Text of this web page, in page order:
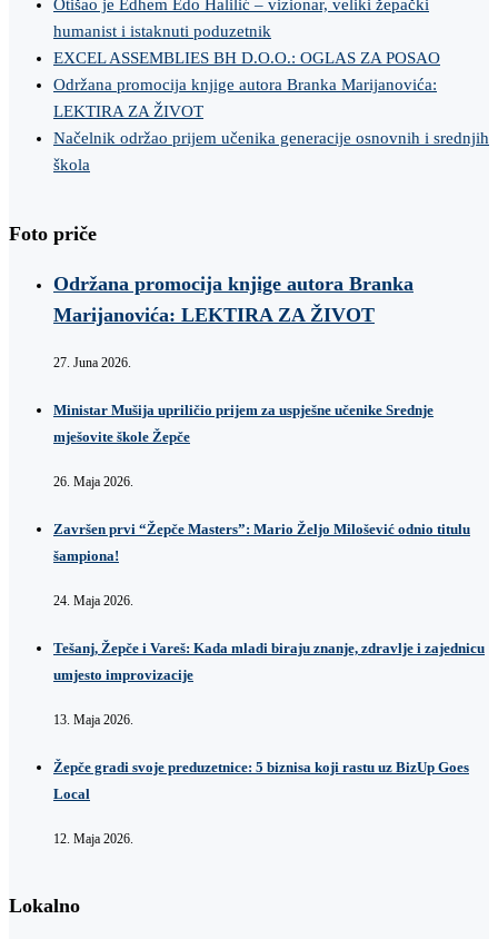
Otišao je Edhem Edo Halilić – vizionar, veliki žepački
humanist i istaknuti poduzetnik
EXCEL ASSEMBLIES BH D.O.O.: OGLAS ZA POSAO
Održana promocija knjige autora Branka Marijanovića:
LEKTIRA ZA ŽIVOT
Načelnik održao prijem učenika generacije osnovnih i srednjih
škola
Foto priče
Održana promocija knjige autora Branka
Marijanovića: LEKTIRA ZA ŽIVOT
27. Juna 2026.
Ministar Mušija upriličio prijem za uspješne učenike Srednje
mješovite škole Žepče
26. Maja 2026.
Završen prvi “Žepče Masters”: Mario Željo Milošević odnio titulu
šampiona!
24. Maja 2026.
Tešanj, Žepče i Vareš: Kada mladi biraju znanje, zdravlje i zajednicu
umjesto improvizacije
13. Maja 2026.
Žepče gradi svoje preduzetnice: 5 biznisa koji rastu uz BizUp Goes
Local
12. Maja 2026.
Lokalno